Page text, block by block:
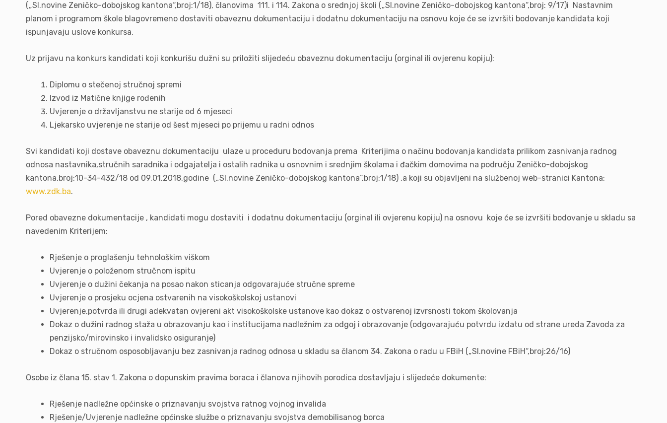
(„Sl.novine Zeničko-dobojskog kantona“,broj:1/18), članovima 111. i 114. Zakona o srednjoj školi („Sl.novine Zeničko-dobojskog kantona“,broj: 9/17)i Nastavnim
planom i programom škole blagovremeno dostaviti obaveznu dokumentaciju i dodatnu dokumentaciju na osnovu koje će se izvršiti bodovanje kandidata koji
ispunjavaju uslove konkursa.
Uz prijavu na konkurs kandidati koji konkurišu dužni su priložiti slijedeću obaveznu dokumentaciju (orginal ili ovjerenu kopiju):
Diplomu o stečenoj stručnoj spremi
Izvod iz Matične knjige rođenih
Uvjerenje o državljanstvu ne starije od 6 mjeseci
Ljekarsko uvjerenje ne starije od šest mjeseci po prijemu u radni odnos
Svi kandidati koji dostave obaveznu dokumentaciju ulaze u proceduru bodovanja prema Kriterijima o načinu bodovanja kandidata prilikom zasnivanja radnog
odnosa nastavnika,stručnih saradnika i odgajatelja i ostalih radnika u osnovnim i srednjim školama i đačkim domovima na području Zeničko-dobojskog
kantona,broj:10-34-432/18 od 09.01.2018.godine („Sl.novine Zeničko-dobojskog kantona“,broj:1/18) ,a koji su objavljeni na službenoj web-stranici Kantona:
www.zdk.ba.
Pored obavezne dokumentacije , kandidati mogu dostaviti i dodatnu dokumentaciju (orginal ili ovjerenu kopiju) na osnovu koje će se izvršiti bodovanje u skladu sa
navedenim Kriterijem:
Rješenje o proglašenju tehnološkim viškom
Uvjerenje o položenom stručnom ispitu
Uvjerenje o dužini čekanja na posao nakon sticanja odgovarajuće stručne spreme
Uvjerenje o prosjeku ocjena ostvarenih na visokoškolskoj ustanovi
Uvjerenje,potvrda ili drugi adekvatan ovjereni akt visokoškolske ustanove kao dokaz o ostvarenoj izvrsnosti tokom školovanja
Dokaz o dužini radnog staža u obrazovanju kao i institucijama nadležnim za odgoj i obrazovanje (odgovarajuću potvrdu izdatu od strane ureda Zavoda za
penzijsko/mirovinsko i invalidsko osiguranje)
Dokaz o stručnom osposobljavanju bez zasnivanja radnog odnosa u skladu sa članom 34. Zakona o radu u FBiH („Sl.novine FBiH“,broj:26/16)
Osobe iz člana 15. stav 1. Zakona o dopunskim pravima boraca i članova njihovih porodica dostavljaju i slijedeće dokumente:
Rješenje nadležne općinske o priznavanju svojstva ratnog vojnog invalida
Rješenje/Uvjerenje nadležne općinske službe o priznavanju svojstva demobilisanog borca